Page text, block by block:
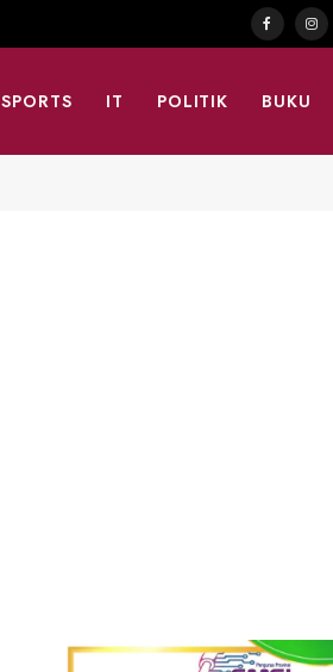
Facebook
SPORTS IT POLITIK BUKU